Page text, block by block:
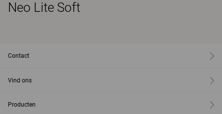
Neo Lite Soft
Contact
Vind ons
Producten